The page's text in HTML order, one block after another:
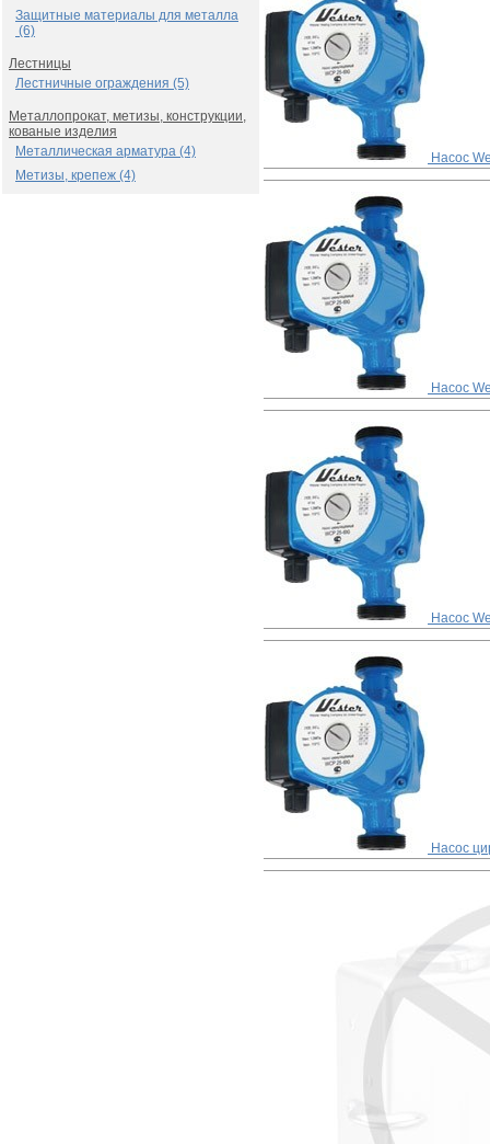
Защитные материалы для металла
(6)
Лестницы
Лестничные ограждения (5)
Металлопрокат, метизы, конструкции,
кованые изделия
Металлическая арматура (4)
Метизы, крепеж (4)
Насос
Насос
Насос
Насос